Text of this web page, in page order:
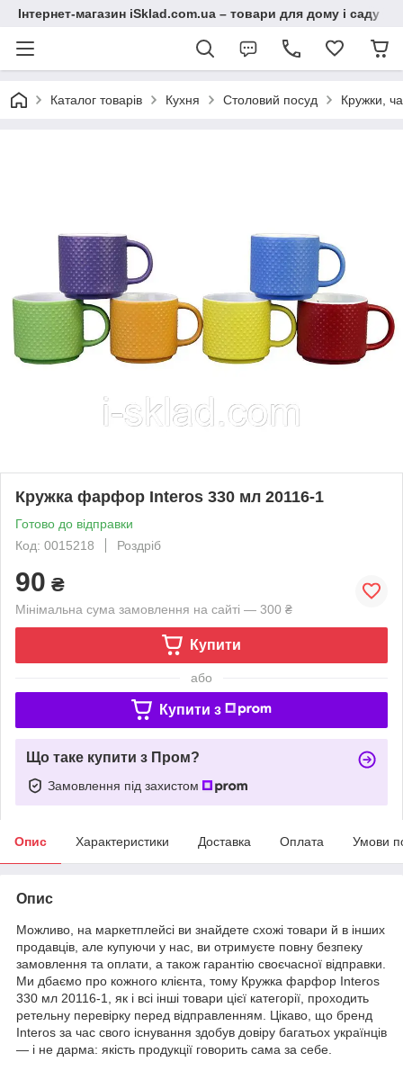
Інтернет-магазин iSklad.com.ua – товари для дому і саду
Каталог товарів Кухня Столовий посуд Кружки,
Кружка фарфор Interos 330 мл 20116-1
Готово до відправки
Код: 0015218
Роздріб
90 ₴
Мінімальна сума замовлення на сайті — 300 ₴
Купити
або
Купити з
Що таке купити з Пром?
Замовлення під захистом
Опис Характеристики Доставка Оплата Умови
Опис
Можливо, на маркетплейсі ви знайдете схожі товари й в інших
продавців, але купуючи у нас, ви отримуєте повну безпеку
замовлення та оплати, а також гарантію своєчасної відправки.
Ми дбаємо про кожного клієнта, тому Кружка фарфор Interos
330 мл 20116-1, як і всі інші товари цієї категорії, проходить
ретельну перевірку перед відправленням. Цікаво, що бренд
Interos за час свого існування здобув довіру багатьох українців
— і не дарма: якість продукції говорить сама за себе.